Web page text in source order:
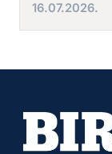
16.07.2026.